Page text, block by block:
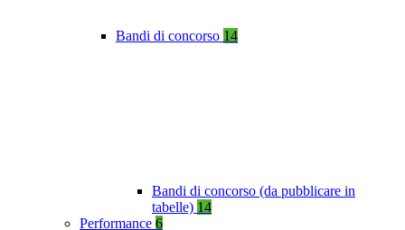
Bandi di concorso 14
Bandi di concorso (da pubblicare in
tabelle) 14
Performance 6